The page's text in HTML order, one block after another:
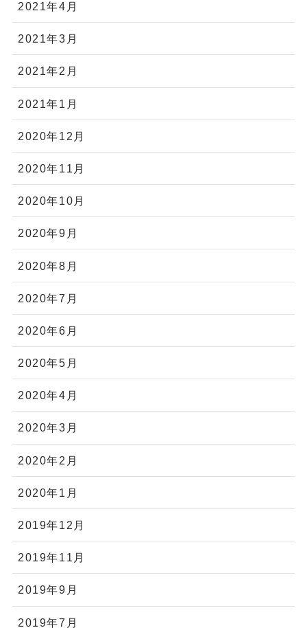
2021年4月
2021年3月
2021年2月
2021年1月
2020年12月
2020年11月
2020年10月
2020年9月
2020年8月
2020年7月
2020年6月
2020年5月
2020年4月
2020年3月
2020年2月
2020年1月
2019年12月
2019年11月
2019年9月
2019年7月